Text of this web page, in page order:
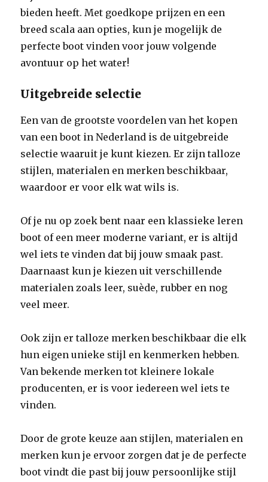
bieden heeft. Met goedkope prijzen en een
breed scala aan opties, kun je mogelijk de
perfecte boot vinden voor jouw volgende
avontuur op het water!
Uitgebreide selectie
Een van de grootste voordelen van het kopen
van een boot in Nederland is de uitgebreide
selectie waaruit je kunt kiezen. Er zijn talloze
stijlen, materialen en merken beschikbaar,
waardoor er voor elk wat wils is.
Of je nu op zoek bent naar een klassieke leren
boot of een meer moderne variant, er is altijd
wel iets te vinden dat bij jouw smaak past.
Daarnaast kun je kiezen uit verschillende
materialen zoals leer, suède, rubber en nog
veel meer.
Ook zijn er talloze merken beschikbaar die elk
hun eigen unieke stijl en kenmerken hebben.
Van bekende merken tot kleinere lokale
producenten, er is voor iedereen wel iets te
vinden.
Door de grote keuze aan stijlen, materialen en
merken kun je ervoor zorgen dat je de perfecte
boot vindt die past bij jouw persoonlijke stijl